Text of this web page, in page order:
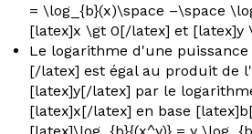
= \log_{b}(x)\space –\space
[latex]x \gt 0[/latex] et [latex]y
Le logarithme d'une
[/latex] est égal au produit de
[latex]y[/latex] par le
[latex]x[/latex] en base